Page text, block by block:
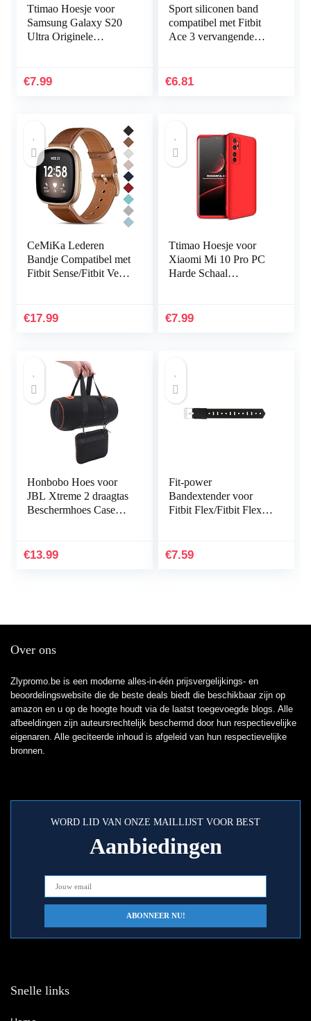
Ttimao Hoesje voor
Samsung Galaxy S20
Ultra Originele
Protector Shock
€7.99
Sport siliconen band
compatibel met Fitbit
Ace 3 vervangende
horlogearmband…
€6.81
CeMiKa Lederen
Bandje Compatibel met
Fitbit Sense/Fitbit Versa
Compatibel met Fitbit
€17.99
Ttimao Hoesje voor
Xiaomi Mi 10 Pro PC
Harde Schaal
Ultradunne Shock
€7.99
Honbobo Hoes voor
JBL Xtreme 2 draagtas
Beschermhoes Case
& oplader
€13.99
Fit-power
Bandextender voor
Fitbit Flex/Fitbit Flex
voor grotere polsen
€7.59
Over ons
Zlypromo.be is een moderne alles-in-één prijsvergelijkings- en
beoordelingswebsite die de beste deals biedt die beschikbaar zijn op
amazon en u op de hoogte houdt via de laatst toegevoegde blogs. Alle
afbeeldingen zijn auteursrechtelijk beschermd door hun respectievelijke
eigenaren. Alle geciteerde inhoud is afgeleid van hun respectievelijke
bronnen.
WORD LID VAN ONZE MAILLIJST VOOR BEST
Aanbiedingen
Snelle links